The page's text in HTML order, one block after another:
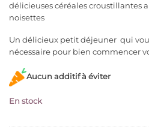
délicieuses céréales croustillantes
noisettes
Un délicieux petit déjeuner qui
nécessaire pour bien commencer
Aucun additif à éviter
En stock